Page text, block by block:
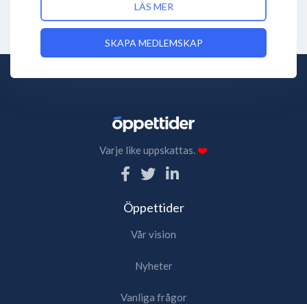
LÄS MER
SKAPA MEDLEMSKAP
Varje like uppskattas.❤️
Öppettider
Vår vision
Nyheter
Vanliga frågor